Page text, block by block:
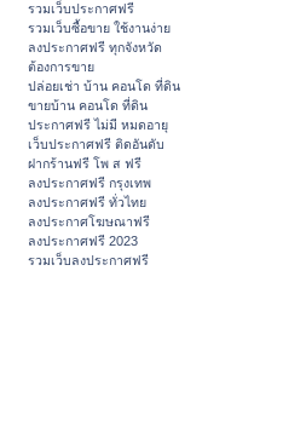
รวมเว็บประกาศฟรี
รวมเว็บซื้อขาย ใช้งานง่าย
ลงประกาศฟรี ทุกจังหวัด
ต้องการขาย
ปล่อยเช่า บ้าน คอนโด ที่ดิน
ขายบ้าน คอนโด ที่ดิน
ประกาศฟรี ไม่มี หมดอายุ
เว็บประกาศฟรี ติดอันดับ
ฝากร้านฟรี โพ ส ฟรี
ลงประกาศฟรี กรุงเทพ
ลงประกาศฟรี ทั่วไทย
ลงประกาศโฆษณาฟรี
ลงประกาศฟรี 2023
รวมเว็บลงประกาศฟรี